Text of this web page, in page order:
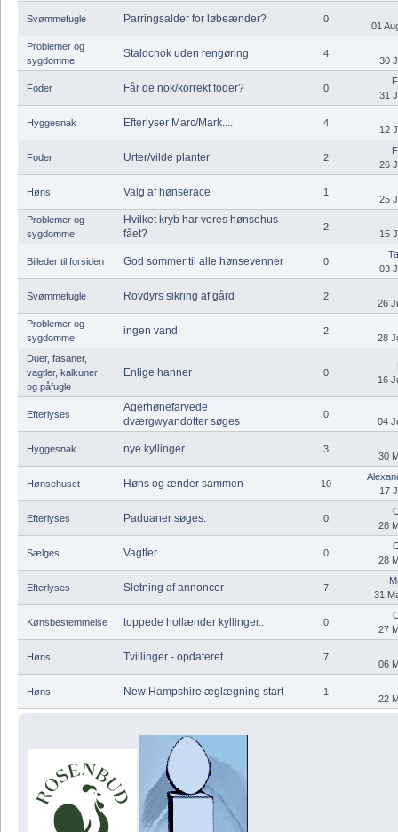
Svømmefugle Parringsalder for løbeænder? 0
01
Problemer og
sygdomme
Staldchok uden rengøring 4
30
Foder Får de nok/korrekt foder? 0
31
Hyggesnak Efterlyser Marc/Mark.... 4
12
Foder Urter/vilde planter 2
26
Høns Valg af hønserace 1
25
Problemer og
sygdomme
Hvilket kryb har vores hønsehus
fået?
2
15
Billeder til forsiden God sommer til alle hønsevenner 0
03
Svømmefugle Rovdyrs sikring af gård 2
26
Problemer og
sygdomme
ingen vand 2
28
Duer, fasaner,
vagtler, kalkuner
og påfugle
Enlige hanner 0
16
Efterlyses
Agerhønefarvede
dværgwyandotter søges
0
04
Hyggesnak nye kyllinger 3
30
Hønsehuset Høns og ænder sammen 10
17
Efterlyses Paduaner søges. 0
28
Sælges Vagtler 0
28
Efterlyses Sletning af annoncer 7
31
Kønsbestemmelse toppede hollænder kyllinger.. 0
27
Høns Tvillinger - opdateret 7
06
Høns New Hampshire æglægning start 1
22